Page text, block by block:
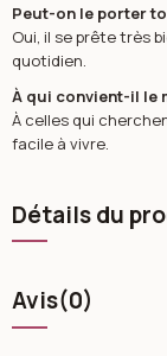
Peut-on le porter
Oui, il se prête très
quotidien.
À qui convient-il le
À celles qui
facile à vivre.
Détails du
Avis(0)